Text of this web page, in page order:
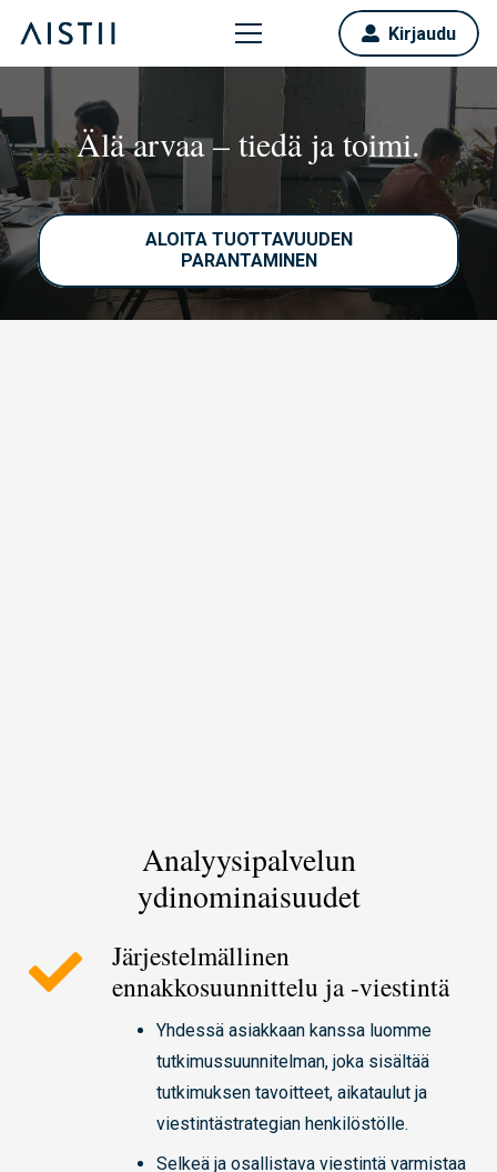
Kirjaudu
Älä arvaa – tiedä ja toimi.
ALOITA TUOTTAVUUDEN
PARANTAMINEN
Analyysipalvelun
ydinominaisuudet
Järjestelmällinen
ennakkosuunnittelu ja -viestintä
Yhdessä asiakkaan kanssa luomme
tutkimussuunnitelman, joka sisältää
tutkimuksen tavoitteet, aikataulut ja
viestintästrategian henkilöstölle.
Selkeä ja osallistava viestintä varmistaa